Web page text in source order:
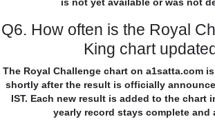
is not yet available or was not
Q6. How often is the Royal
King chart
The Royal Challenge chart on a1satta.com
shortly after the result is officially
IST. Each new result is added to the chart
yearly record stays complete and